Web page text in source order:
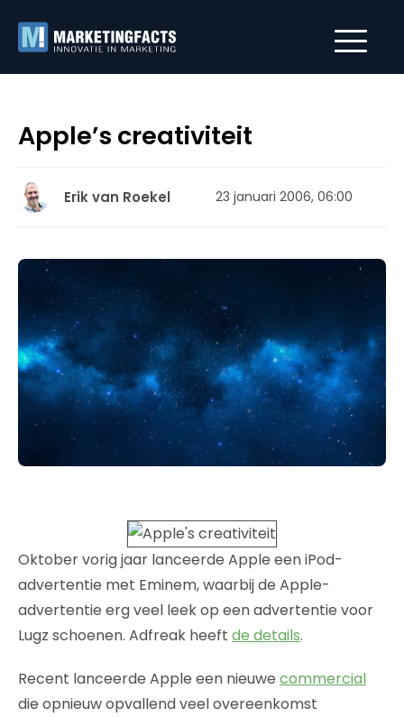
Apple’s creativiteit
Erik van Roekel 23 januari 2006, 06:00
Oktober vorig jaar lanceerde Apple een iPod-
advertentie met Eminem, waarbij de Apple-
advertentie erg veel leek op een advertentie voor
Lugz schoenen. Adfreak heeft de details.
Recent lanceerde Apple een nieuwe commercial
die opnieuw opvallend veel overeenkomst